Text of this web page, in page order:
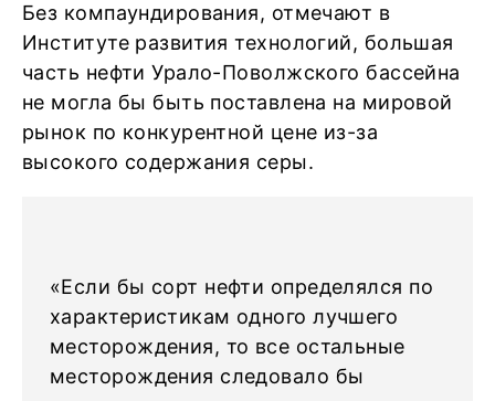
Без компаундирования, отмечают в
Институте развития технологий, большая
часть нефти Урало-Поволжского бассейна
не могла бы быть поставлена на мировой
рынок по конкурентной цене из-за
высокого содержания серы.
«Если бы сорт нефти определялся по
характеристикам одного лучшего
месторождения, то все остальные
месторождения следовало бы